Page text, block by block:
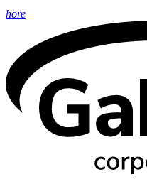
hore